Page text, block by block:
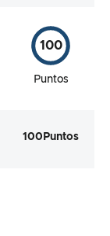
100
Puntos
100 Puntos